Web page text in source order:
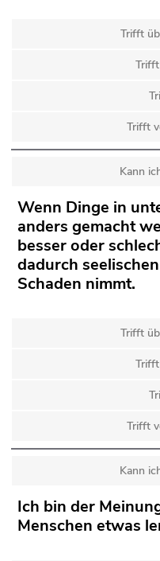
Trifft
Trifft
Kann
Wenn Dinge in
anders gemacht
besser oder
dadurch
Schaden nimmt.
Trifft
Trifft
Kann
Ich bin der
Menschen etwas